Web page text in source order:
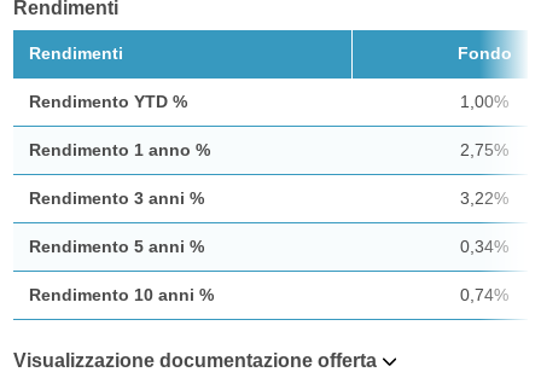
Rendimenti
Rendimenti Fondo
Rendimento YTD % 1,00%
Rendimento 1 anno % 2,75%
Rendimento 3 anni % 3,22%
Rendimento 5 anni % 0,34%
Rendimento 10 anni % 0,74%
Visualizzazione documentazione offerta